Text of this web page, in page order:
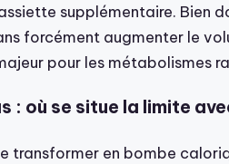
supplémentaire. Bien
forcément augmenter le
pour les métabolismes
: où se situe la limite
transformer en bombe